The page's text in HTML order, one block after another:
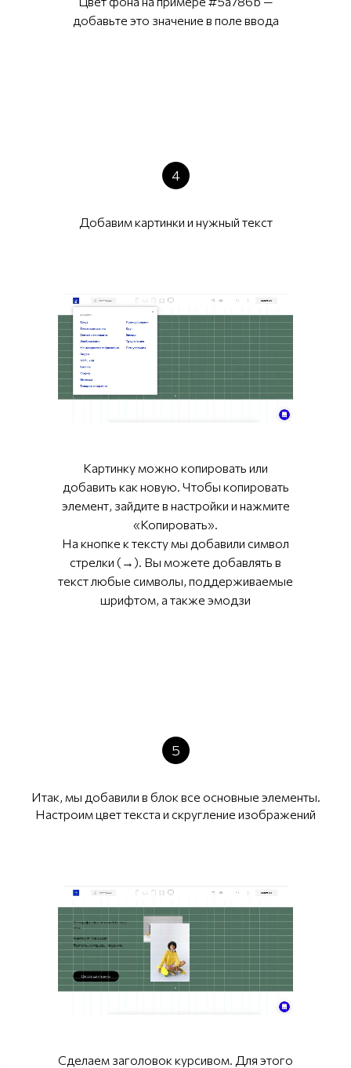
добавьте это значение в поле ввода
4
Добавим картинки и нужный текст
Картинку можно копировать или
добавить как новую. Чтобы копировать
элемент, зайдите в настройки и нажмите
«Копировать».
На кнопке к тексту мы добавили символ
стрелки (→). Вы можете добавлять в
текст любые символы, поддерживаемые
шрифтом, а также эмодзи
5
Итак, мы добавили в блок все основные элементы.
Настроим цвет текста и скругление изображений
Сделаем заголовок курсивом. Для этого